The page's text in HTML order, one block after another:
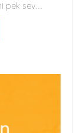
sev...